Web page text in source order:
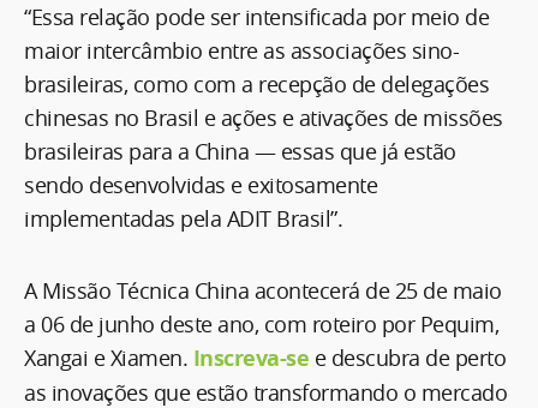
“Essa relação pode ser intensificada por meio de
maior intercâmbio entre as associações sino-
brasileiras, como com a recepção de delegações
chinesas no Brasil e ações e ativações de missões
brasileiras para a China — essas que já estão
sendo desenvolvidas e exitosamente
implementadas pela ADIT Brasil”.
A Missão Técnica China acontecerá de 25 de maio
a 06 de junho deste ano, com roteiro por Pequim,
Xangai e Xiamen. Inscreva-se e descubra de perto
as inovações que estão transformando o mercado